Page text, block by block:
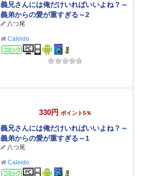
義兄さんには俺だけいればいいよね？～
義弟からの愛が重すぎる～2
八つ尾
Caleido
コミック
330円 ポイント5％
義兄さんには俺だけいればいいよね？～
義弟からの愛が重すぎる～1
八つ尾
Caleido
コミック